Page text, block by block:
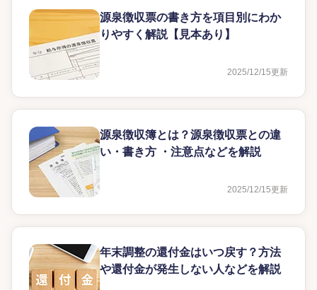
源泉徴収票の書き方を項目別にわか
りやすく解説【見本あり】
2025/12/15更新
源泉徴収簿とは？源泉徴収票との違
い・書き方 ・注意点などを解説
2025/12/15更新
年末調整の還付金はいつ戻す？方法
や還付金が発生しない人などを解説